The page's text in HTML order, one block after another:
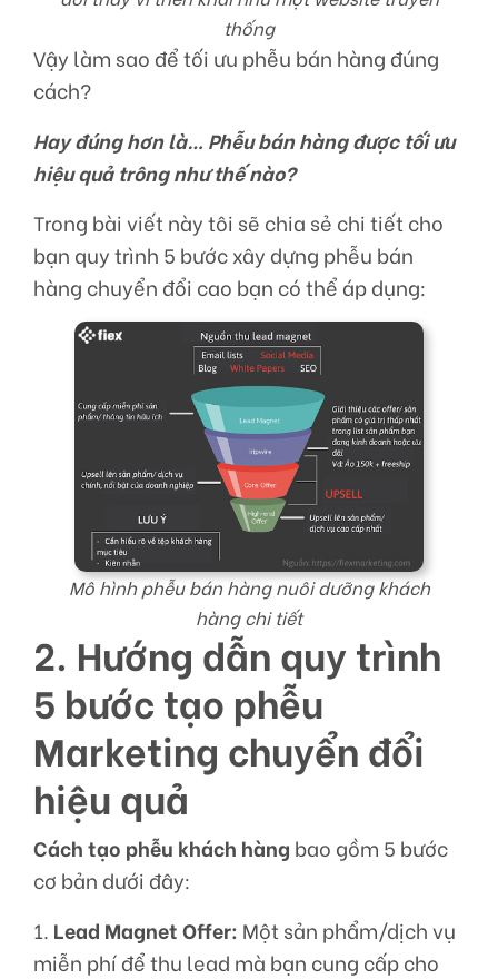
thống
Vậy làm sao để tối ưu phễu bán hàng đúng
cách?
Hay đúng hơn là… Phễu bán hàng được tối ưu
hiệu quả trông như thế nào?
Trong bài viết này tôi sẽ chia sẻ chi tiết cho
bạn quy trình 5 bước xây dựng phễu bán
hàng chuyển đổi cao bạn có thể áp dụng:
Mô hình phễu bán hàng nuôi dưỡng khách
hàng chi tiết
2. Hướng dẫn quy trình
5 bước tạo phễu
Marketing chuyển đổi
hiệu quả
Cách tạo phễu khách hàng bao gồm 5 bước
cơ bản dưới đây:
1. Lead Magnet Offer: Một sản phẩm/dịch vụ
miễn phí để thu lead mà bạn cung cấp cho